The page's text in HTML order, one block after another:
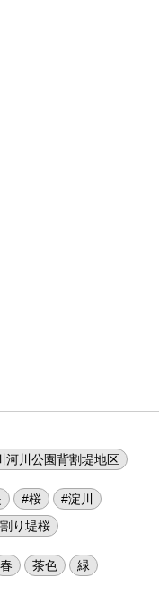
河川公園背割堤地区
#桜
#淀川
り堤桜
春 茶色
緑